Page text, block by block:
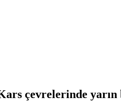
çevrelerinde yarın